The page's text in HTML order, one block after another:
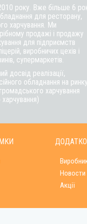
року. Вже більше 6
для ресторану,
харчування. Ми
продажі і продажу
для підприємств
виробничих цехів і
супермаркетів.
досвід реалізації,
обладнання на ринку
харчування
харчування)
Новости
Акції